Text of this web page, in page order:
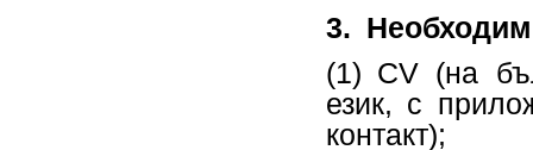
3.
(1) CV (на
език, с
контакт);